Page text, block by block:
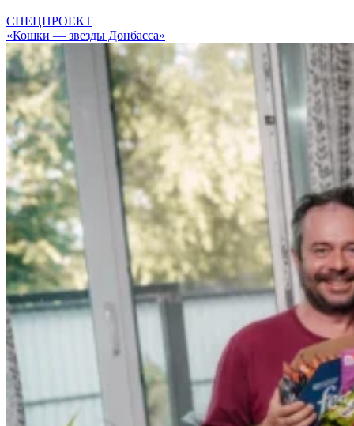
СПЕЦПРОЕКТ
«Кошки — звезды Донбасса»